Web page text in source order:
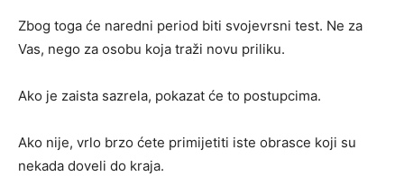
Zbog toga će naredni period biti svojevrsni test. Ne za
Vas, nego za osobu koja traži novu priliku.
Ako je zaista sazrela, pokazat će to postupcima.
Ako nije, vrlo brzo ćete primijetiti iste obrasce koji su
nekada doveli do kraja.